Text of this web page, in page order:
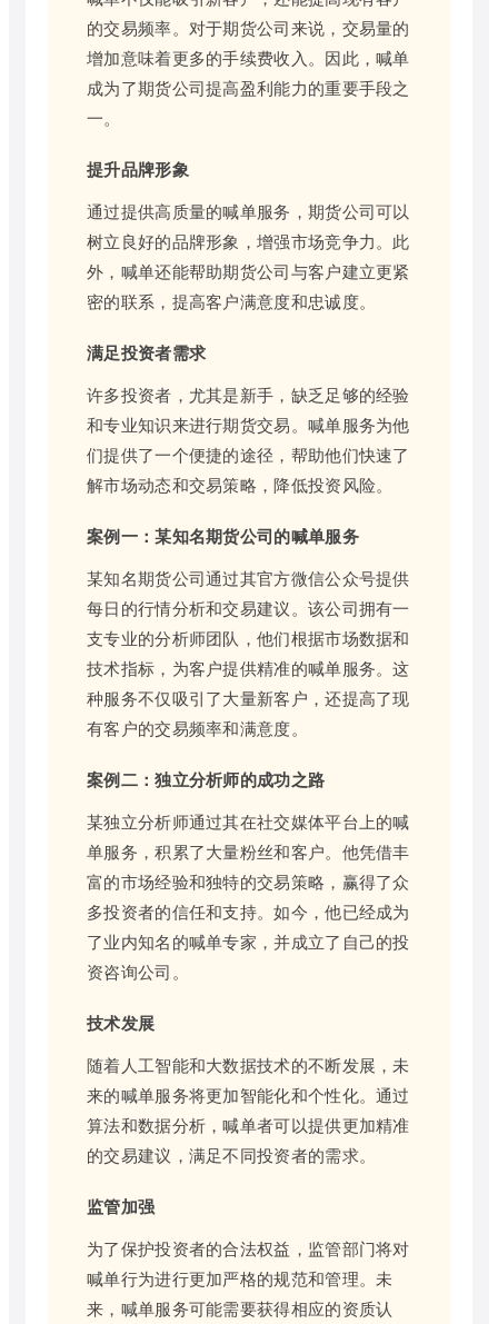
的交易频率。对于期货公司来说，交易量的
增加意味着更多的手续费收入。因此，喊单
成为了期货公司提高盈利能力的重要手段之
一。
提升品牌形象
通过提供高质量的喊单服务，期货公司可以
树立良好的品牌形象，增强市场竞争力。此
外，喊单还能帮助期货公司与客户建立更紧
密的联系，提高客户满意度和忠诚度。
满足投资者需求
许多投资者，尤其是新手，缺乏足够的经验
和专业知识来进行期货交易。喊单服务为他
们提供了一个便捷的途径，帮助他们快速了
解市场动态和交易策略，降低投资风险。
案例一：某知名期货公司的喊单服务
某知名期货公司通过其官方微信公众号提供
每日的行情分析和交易建议。该公司拥有一
支专业的分析师团队，他们根据市场数据和
技术指标，为客户提供精准的喊单服务。这
种服务不仅吸引了大量新客户，还提高了现
有客户的交易频率和满意度。
案例二：独立分析师的成功之路
某独立分析师通过其在社交媒体平台上的喊
单服务，积累了大量粉丝和客户。他凭借丰
富的市场经验和独特的交易策略，赢得了众
多投资者的信任和支持。如今，他已经成为
了业内知名的喊单专家，并成立了自己的投
资咨询公司。
技术发展
随着人工智能和大数据技术的不断发展，未
来的喊单服务将更加智能化和个性化。通过
算法和数据分析，喊单者可以提供更加精准
的交易建议，满足不同投资者的需求。
监管加强
为了保护投资者的合法权益，监管部门将对
喊单行为进行更加严格的规范和管理。未
来，喊单服务可能需要获得相应的资质认